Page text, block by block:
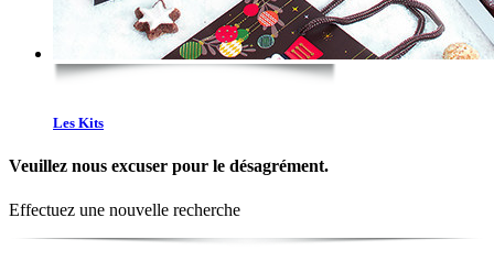
Les Kits
Veuillez nous excuser pour le désagrément.
Effectuez une nouvelle recherche